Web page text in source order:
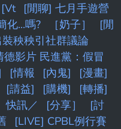
[閒聊] 七月手遊營
化...嗎? ［奶子］
[閒
秧秧引社群議論
影片 民進黨：假冒
[情報 [內鬼]
[漫畫]
[請益] [購機]
[轉播]
快訊／ [分享］
[討
[LIVE] CPBL例行賽